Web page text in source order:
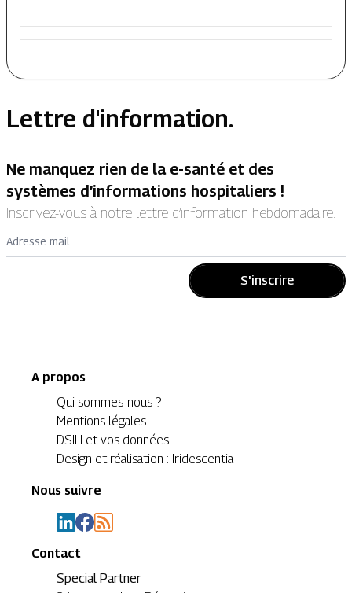
Lettre d'information.
Ne manquez rien de la e-santé et des
systèmes d’informations hospitaliers !
Inscrivez-vous à notre lettre d’information hebdomadaire.
Adresse mail
S'inscrire
A propos
Qui sommes-nous ?
Mentions légales
DSIH et vos données
Design et réalisation : Iridescentia
Nous suivre
Contact
Special Partner